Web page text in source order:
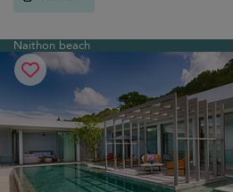
Naithon beach